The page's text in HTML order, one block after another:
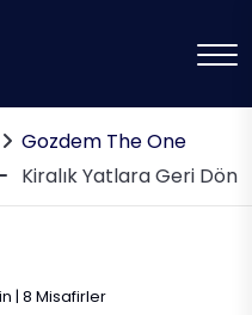
Gozdem The One
Kiralık Yatlara Geri Dön
| 8 Misafirler